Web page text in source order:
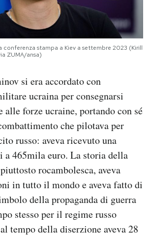
conferenza stampa a Kiev a settembre 2023 (Kirill
ZUMA/ansa)
si era accordato con
ucraina per consegnarsi
alle forze ucraine, portando con sé
che pilotava per
russo: aveva ricevuto una
a 465mila euro. La storia della
rocambolesca, aveva
in tutto il mondo e aveva fatto di
della propaganda di guerra
stesso per il regime russo
tempo della diserzione aveva 28